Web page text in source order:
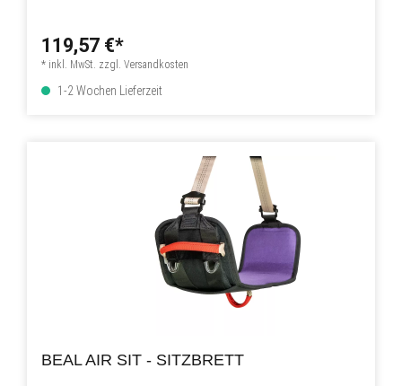
119,57 €*
* inkl. MwSt. zzgl. Versandkosten
1-2 Wochen Lieferzeit
BEAL AIR SIT - SITZBRETT